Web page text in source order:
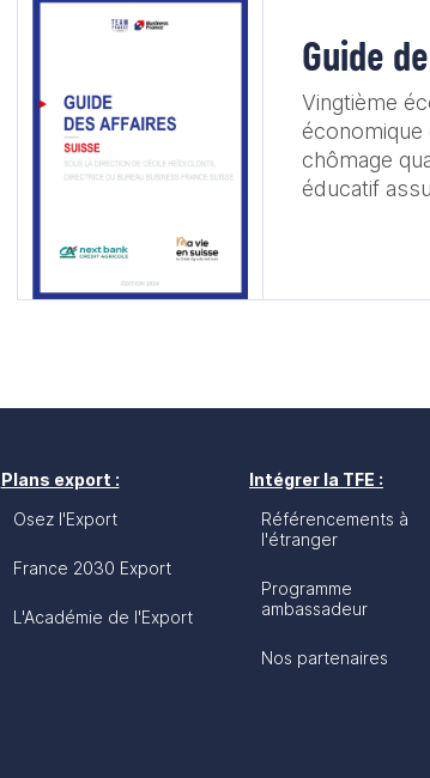
Guide
Vingtième
chômage
éducatif
La
Plans export :
Osez l'Export
France 2030 Export
L'Académie de l'Export
Intégrer la TFE :
Référencements à
l'étranger
Programme
ambassadeur
Nos partenaires